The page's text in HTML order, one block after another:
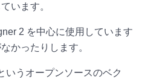
います。
2 を中心に使用しています
かったりします。
いうオープンソースのベク